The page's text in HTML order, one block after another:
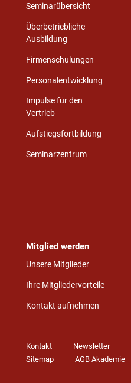
Seminarübersicht
Überbetriebliche
Ausbildung
Firmenschulungen
Personalentwicklung
Impulse für den
Vertrieb
Aufstiegsfortbildung
Seminarzentrum
Mitglied werden
Unsere Mitglieder
Ihre Mitgliedervorteile
Kontakt aufnehmen
Kontakt Newsletter
Sitemap
AGB Akademie